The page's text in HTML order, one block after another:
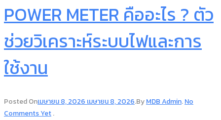
POWER METER คืออะไร ? ตัว
ช่วยวิเคราะห์ระบบไฟและการ
ใช้งาน
Posted Onเมษายน 8, 2026 เมษายน 8, 2026.ByMDB Admin.No
Comments Yet.